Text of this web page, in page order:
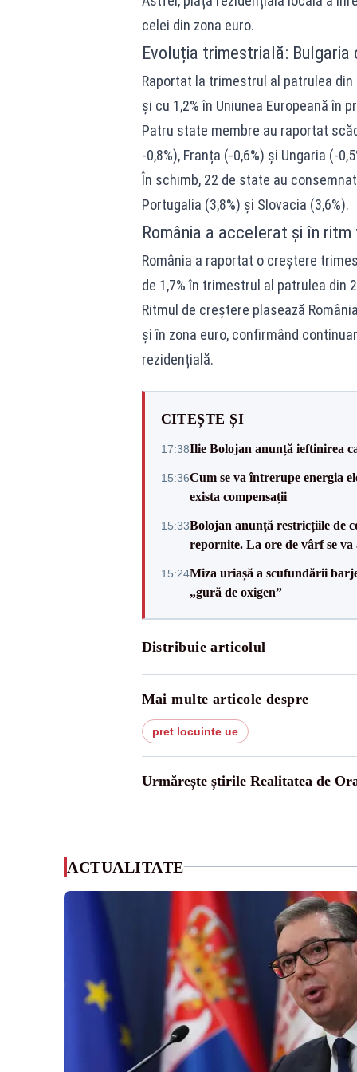
celei din zona euro.
Evoluția trimestrială:
Raportat la trimestrul al patrulea
și cu 1,2% în Uniunea Europeană în
Patru state membre au raportat
-0,8%), Franța (-0,6%) și Ungaria (-
În schimb, 22 de state au
Portugalia (3,8%) și Slovacia (3,6%).
România a accelerat și în
România a raportat o creștere
de 1,7% în trimestrul al patrulea din
Ritmul de creștere plasează
și în zona euro, confirmând
rezidențială.
CITEȘTE ȘI
17:38Ilie Bolojan anunță ieftinirea
15:36Cum se va întrerupe energia
exista compensații
15:33Bolojan anunță restricțiile de
repornite. La ore de vârf se
15:24Miza uriașă a scufundării
„gură de oxigen”
Distribuie articolul
Mai multe articole despre
pret locuinte ue
Urmărește știrile Realitatea de
ACTUALITATE